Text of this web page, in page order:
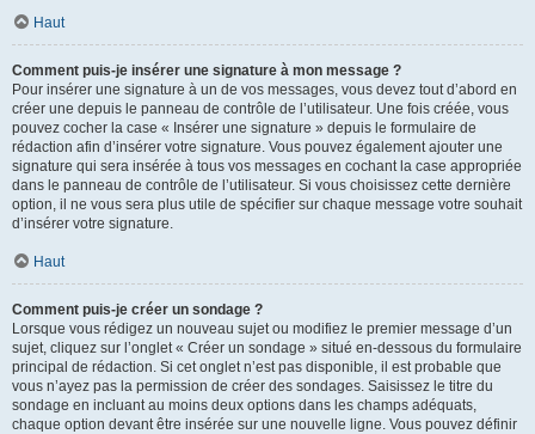
Haut
Comment puis-je insérer une signature à mon message ?
Pour insérer une signature à un de vos messages, vous devez tout d’abord en
créer une depuis le panneau de contrôle de l’utilisateur. Une fois créée, vous
pouvez cocher la case « Insérer une signature » depuis le formulaire de
rédaction afin d’insérer votre signature. Vous pouvez également ajouter une
signature qui sera insérée à tous vos messages en cochant la case appropriée
dans le panneau de contrôle de l’utilisateur. Si vous choisissez cette dernière
option, il ne vous sera plus utile de spécifier sur chaque message votre souhait
d’insérer votre signature.
Haut
Comment puis-je créer un sondage ?
Lorsque vous rédigez un nouveau sujet ou modifiez le premier message d’un
sujet, cliquez sur l’onglet « Créer un sondage » situé en-dessous du formulaire
principal de rédaction. Si cet onglet n’est pas disponible, il est probable que
vous n’ayez pas la permission de créer des sondages. Saisissez le titre du
sondage en incluant au moins deux options dans les champs adéquats,
chaque option devant être insérée sur une nouvelle ligne. Vous pouvez définir